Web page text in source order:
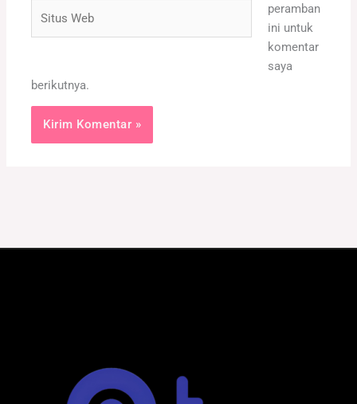
peramban
ini untuk
komentar
saya
berikutnya.